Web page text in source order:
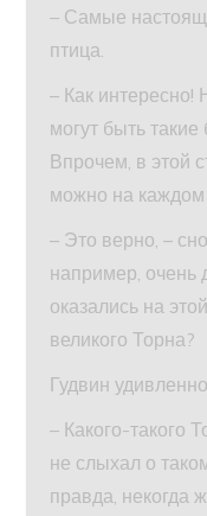
– Самые
птица.
– Как интересно!
могут быть
Впрочем, в этой
можно на каждом
– Это верно, –
например, очень
оказались на
великого Торна?
Гудвин
– Какого-такого
не слыхал о
правда, некогда